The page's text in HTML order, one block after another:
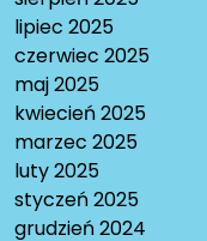
lipiec 2025
czerwiec 2025
maj 2025
kwiecień 2025
marzec 2025
luty 2025
styczeń 2025
grudzień 2024